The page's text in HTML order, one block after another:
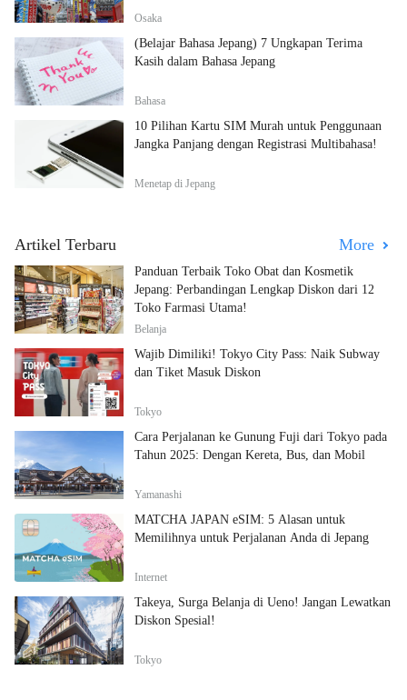
Osaka
(Belajar Bahasa Jepang) 7 Ungkapan Terima
Kasih dalam Bahasa Jepang
Bahasa
10 Pilihan Kartu SIM Murah untuk Penggunaan
Jangka Panjang dengan Registrasi Multibahasa!
Menetap di Jepang
Artikel Terbaru More
Panduan Terbaik Toko Obat dan Kosmetik
Jepang: Perbandingan Lengkap Diskon dari 12
Toko Farmasi Utama!
Belanja
Wajib Dimiliki! Tokyo City Pass: Naik Subway
dan Tiket Masuk Diskon
Tokyo
Cara Perjalanan ke Gunung Fuji dari Tokyo pada
Tahun 2025: Dengan Kereta, Bus, dan Mobil
Yamanashi
MATCHA JAPAN eSIM: 5 Alasan untuk
Memilihnya untuk Perjalanan Anda di Jepang
Internet
Takeya, Surga Belanja di Ueno! Jangan Lewatkan
Diskon Spesial!
Tokyo